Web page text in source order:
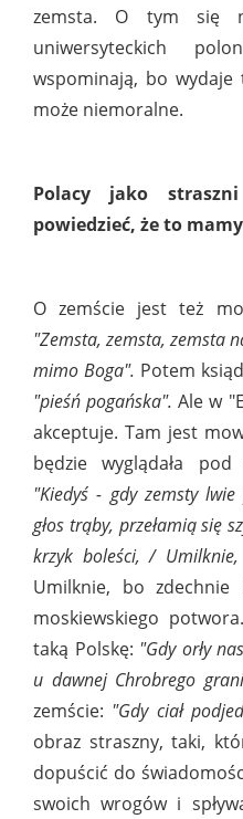
zemsta. O tym się
uniwersyteckich
wspominają, bo
może niemoralne.
Polacy jako
powiedzieć, że to
O zemście jest też
"Zemsta, zemsta, zemsta
mimo Boga". Potem
"pieśń pogańska". Ale w
akceptuje. Tam jest
będzie wyglądała
"Kiedyś - gdy zemsty
głos trąby, przełamią się
krzyk boleści, /
Umilknie, bo
moskiewskiego
taką Polskę: "Gdy orły
u dawnej Chrobrego
zemście: "Gdy ciał
obraz straszny, taki,
dopuścić do
swoich wrogów i